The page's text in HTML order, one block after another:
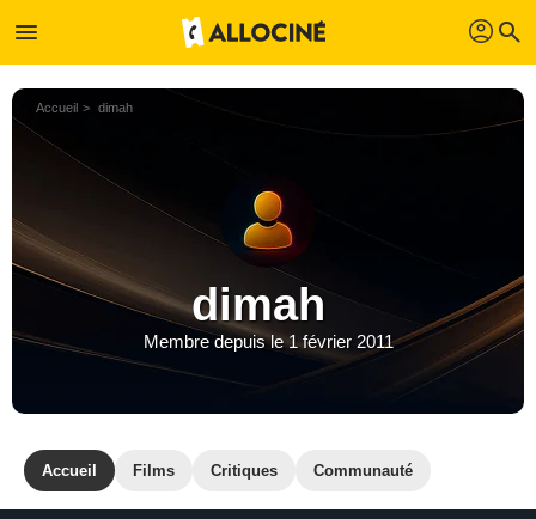
menu profil search
Accueil dimah
dimah
Membre depuis le 1 février 2011
Accueil Films Critiques Communauté